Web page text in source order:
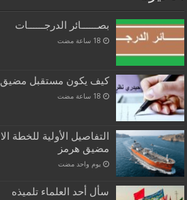
بصــــــائر الدرجــــــات
كيف يكون مستقبل مضيق
التفاصيل الأولية للخطة
مضيق هرمز
‏يوم واحد مضت
سأل أحد العلماء تلميذه